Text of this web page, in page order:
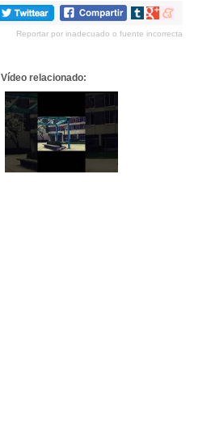
Compartir
tumblr
Compartir
Google+
Compartir
meneame
Reportar por inadecuado o fuente incorrecta
Vídeo relacionado: